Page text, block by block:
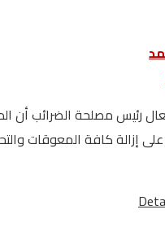
رئيس مصلحة الضرائب أن
إزالة كافة المعوقات